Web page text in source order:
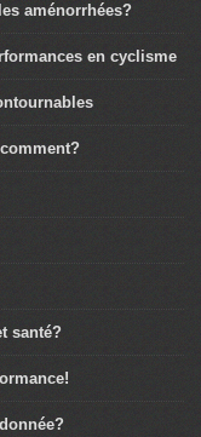
aménorrhées?
en cyclisme
santé?